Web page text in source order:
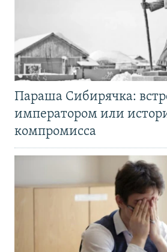
Параша Сибирячка:
императором или
компромисса